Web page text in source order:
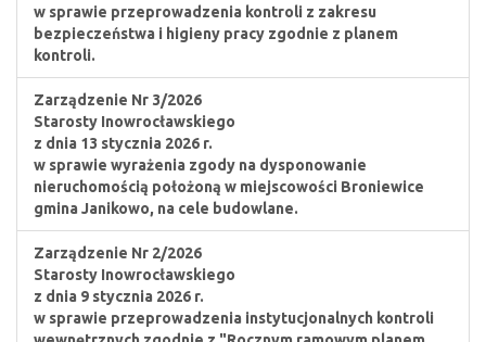
w sprawie przeprowadzenia kontroli z zakresu
bezpieczeństwa i higieny pracy zgodnie z planem
kontroli.
Zarządzenie Nr 3/2026
Starosty Inowrocławskiego
z dnia 13 stycznia 2026 r.
w sprawie wyrażenia zgody na dysponowanie
nieruchomością położoną w miejscowości Broniewice
gmina Janikowo, na cele budowlane.
Zarządzenie Nr 2/2026
Starosty Inowrocławskiego
z dnia 9 stycznia 2026 r.
w sprawie przeprowadzenia instytucjonalnych kontroli